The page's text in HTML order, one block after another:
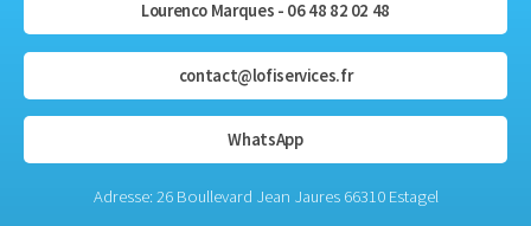
Lourenco Marques - 06 48 82 02 48
contact@lofiservices.fr
WhatsApp
Adresse: 26 Boullevard Jean Jaures 66310 Estagel